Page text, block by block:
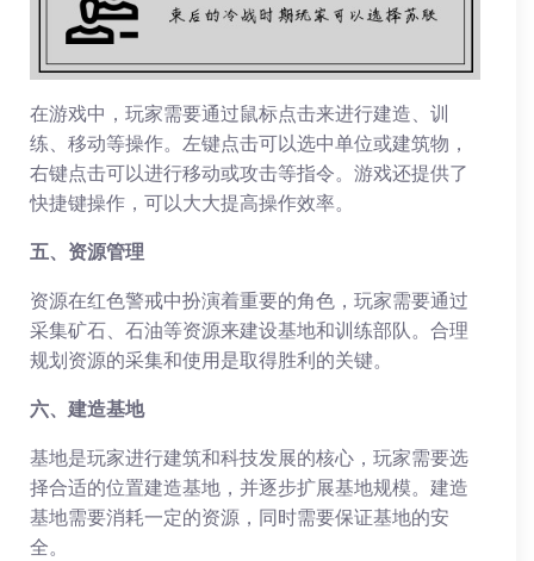
在游戏中，玩家需要通过鼠标点击来进行建造、训
练、移动等操作。左键点击可以选中单位或建筑物，
右键点击可以进行移动或攻击等指令。游戏还提供了
快捷键操作，可以大大提高操作效率。
五、资源管理
资源在红色警戒中扮演着重要的角色，玩家需要通过
采集矿石、石油等资源来建设基地和训练部队。合理
规划资源的采集和使用是取得胜利的关键。
六、建造基地
基地是玩家进行建筑和科技发展的核心，玩家需要选
择合适的位置建造基地，并逐步扩展基地规模。建造
基地需要消耗一定的资源，同时需要保证基地的安
全。